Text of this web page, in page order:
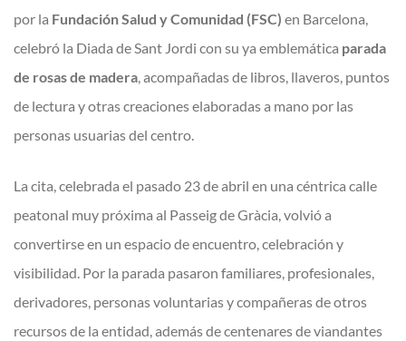
por la Fundación Salud y Comunidad (FSC) en Barcelona,
celebró la Diada de Sant Jordi con su ya emblemática parada
de rosas de madera, acompañadas de libros, llaveros, puntos
de lectura y otras creaciones elaboradas a mano por las
personas usuarias del centro.
La cita, celebrada el pasado 23 de abril en una céntrica calle
peatonal muy próxima al Passeig de Gràcia, volvió a
convertirse en un espacio de encuentro, celebración y
visibilidad. Por la parada pasaron familiares, profesionales,
derivadores, personas voluntarias y compañeras de otros
recursos de la entidad, además de centenares de viandantes